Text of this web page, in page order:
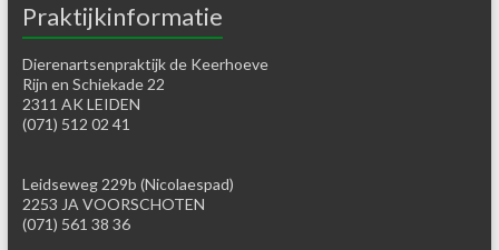
Praktijkinformatie
Dierenartsenpraktijk de Keerhoeve
Rijn en Schiekade 22
2311 AK LEIDEN
(071) 512 02 41
Leidseweg 229b (Nicolaespad)
2253 JA VOORSCHOTEN
(071) 561 38 36